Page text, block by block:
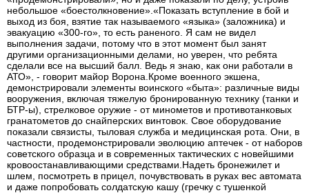
небольшое «боестолкновение».«Показать вступление в бой и
выход из боя, взятие так называемого «языка» (заложника) и
эвакуацию «300-го», то есть раненого. Я сам не видел
выполнения задачи, потому что в этот момент был занят
другими организационными делами, но уверен, что ребята
сделали все на высший балл. Ведь я знаю, как они работали в
АТО», - говорит майор Ворона.Кроме военного экшена,
демонстрировали элементы воинского «быта»: различные виды
вооружения, включая тяжелую бронированную технику (танки и
БТР-ы), стрелковое оружие - от минометов и противотанковых
гранатометов до снайперских винтовок. Свое оборудование
показали связисты, тыловая служба и медицинская рота. Они, в
частности, продемонстрировали эволюцию аптечек - от наборов
советского образца и в современных тактических с новейшими
кровоостанавливающими средствами.Надеть бронежилет и
шлем, посмотреть в прицел, почувствовать в руках вес автомата
и даже попробовать солдатскую кашу (гречку с тушенкой